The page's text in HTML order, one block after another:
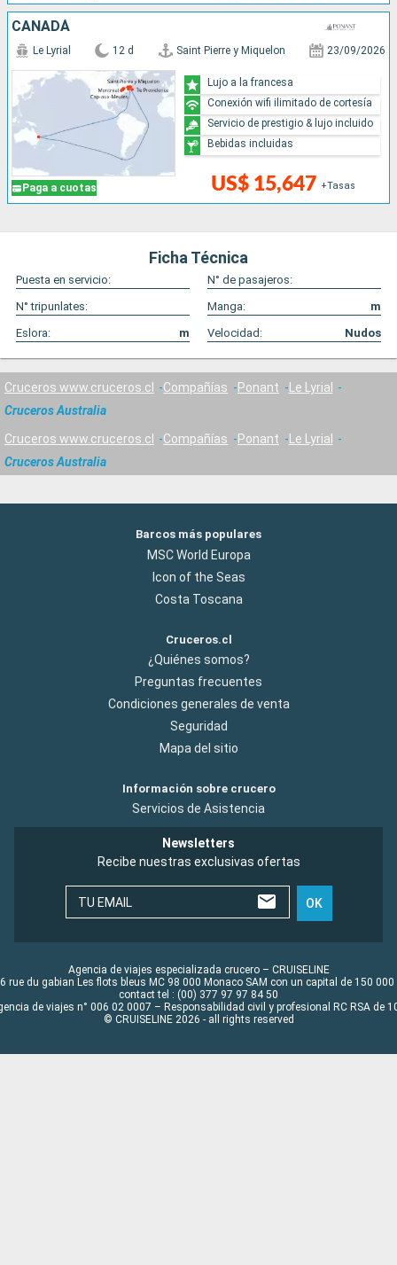
CANADÁ
Paga a cuotas
Le Lyrial 12 d Saint Pierre y Miquelon 23/09/2026
US$ 15,647 +Tasas
Lujo a la francesa
Conexión wifi ilimitado de cortesía
Servicio de prestigio & lujo incluido
Bebidas incluidas
Ficha Técnica
Puesta en servicio:
N° de pasajeros:
N° tripunlates:
Manga:
m
Eslora:
m Velocidad: Nudos
Cruceros www.cruceros.cl Compañías Ponant
Le Lyrial
Cruceros Australia
Cruceros www.cruceros.cl Compañías Ponant
Le Lyrial
Cruceros Australia
Barcos más populares
MSC World Europa
Icon of the Seas
Costa Toscana
Cruceros.cl
¿Quiénes somos?
Preguntas frecuentes
Condiciones generales de venta
Seguridad
Mapa del sitio
Información sobre crucero
Servicios de Asistencia
Newsletters
Recibe nuestras exclusivas ofertas
TU EMAIL OK
Agencia de viajes especializada crucero – CRUISELINE
rue du gabian Les flots bleus MC 98 000 Monaco SAM con un capital de 150 000
contact tel : (00) 377 97 97 84 50
de viajes n° 006 02 0007 – Responsabilidad civil y profesional RC RSA de
© CRUISELINE 2026 - all rights reserved